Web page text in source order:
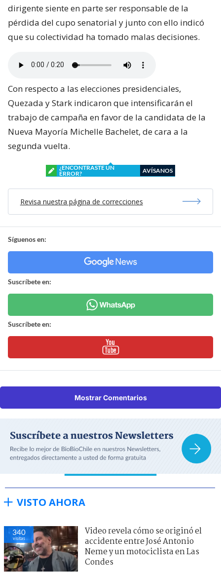
dirigente siente en parte ser responsable de la
pérdida del cupo senatorial y junto con ello indicó
que su colectividad ha tomado malas decisiones.
Con respecto a las elecciones presidenciales,
Quezada y Stark indicaron que intensificarán el
trabajo de campaña en favor de la candidata de la
Nueva Mayoría Michelle Bachelet, de cara a la
segunda vuelta.
¿ENCONTRASTE UN
ERROR?
AVÍSANOS
Revisa nuestra página de correcciones
Síguenos en:
Suscríbete en:
Suscríbete en:
Mostrar Comentarios
VISTO AHORA
340
visitas
Video revela cómo se originó el
accidente entre José Antonio
Neme y un motociclista en Las
Condes